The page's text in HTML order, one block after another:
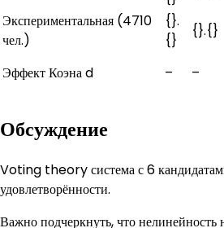
Экспериментальная (4710
чел.)
{}.
{}
{}.{}
Эффект Коэна d – –
Обсуждение
Voting theory система с 6
удовлетворённости.
Важно подчеркнуть, что нелинейность